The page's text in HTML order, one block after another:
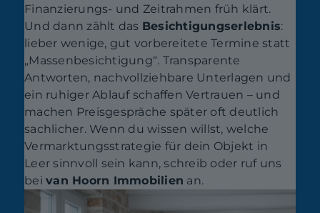
Finanzierungs- und Zeitrahmen früh klärt.
Und dann zählt das Besichtigungserlebnis:
lieber wenige, gut vorbereitete Termine statt
„Massenbesichtigung“. Transparente
Antworten, nachvollziehbare Unterlagen und
ein ruhiger Ablauf schaffen Vertrauen – und
machen Preisgespräche später oft deutlich
sachlicher. Wenn du wissen willst, welche
Vermarktungsstrategie für dein Objekt in
Leer sinnvoll sein kann, schreib oder ruf uns
beivan Hoorn Immobilien an.